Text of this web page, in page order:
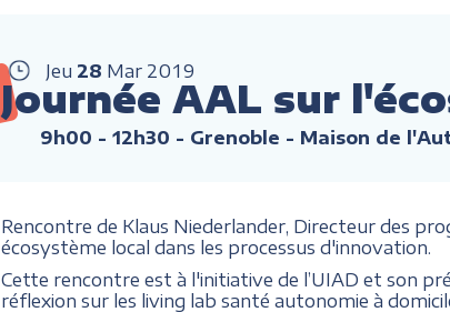
Jeu 28 Mar 2019
Journée AAL sur
9h00 - 12h30 - Grenoble - Maison de
Rencontre de Klaus Niederlander, Directeur des
écosystème local dans les processus d'innovation.
Cette rencontre est à l'initiative de l’UIAD et son
réflexion sur les living lab santé autonomie à